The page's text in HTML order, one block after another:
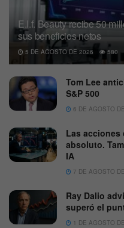
E.l.f. Beauty recibe 50
sus beneficios netos
5 DE AGOSTO DE 2026 580
Tom Lee
S&P 500
6 DE AGOSTO
Las acciones
absoluto.
IA
7 DE AGOSTO
Ray Dalio
superó el
1 DE AGOSTO